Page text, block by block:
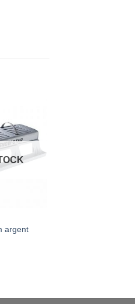
argent